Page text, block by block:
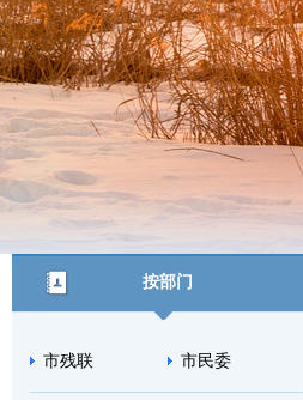
按部门
市残联 市民委